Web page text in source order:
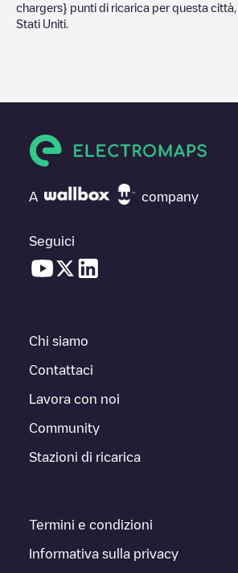
chargers} punti di ricarica per questa città,
Stati Uniti
A company
Seguici
Chi siamo
Contattaci
Lavora con noi
Community
Stazioni di ricarica
Termini e condizioni
Informativa sulla privacy